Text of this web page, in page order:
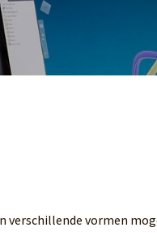
verschillende vormen